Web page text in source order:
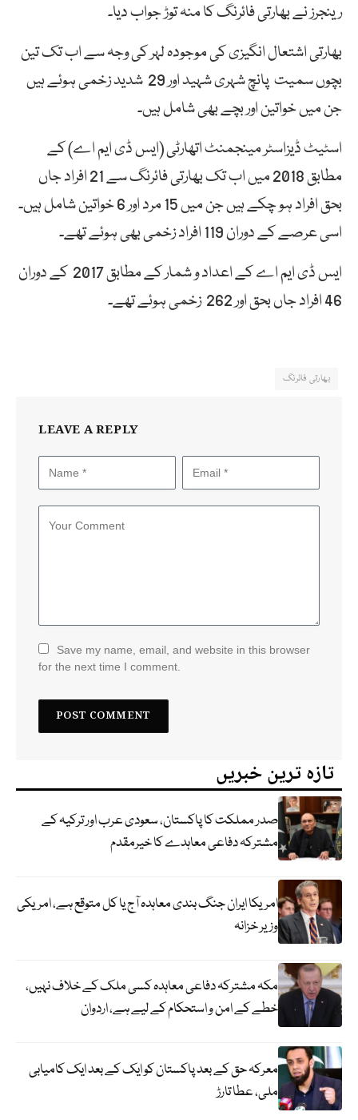
رینجرز نے بھارتی فائرنگ کا منہ توڑ جواب دیا۔
بھارتی اشتعال انگیزی کی موجودہ لہر کی وجہ سے اب تک تین
بچوں سمیت پانچ شہری شہید اور 29 شدید زخمی ہوئے ہیں
جن میں خواتین اور بچے بھی شامل ہیں۔
اسٹیٹ ڈیزاسٹر مینجمنٹ اتھارٹی (ایس ڈی ایم اے) کے
مطابق 2018 میں اب تک بھارتی فائرنگ سے 21 افراد جاں
بحق افراد ہو چکے ہیں جن میں 15 مرد اور 6 خواتین شامل ہیں۔
اسی عرصے کے دوران 119 افراد زخمی بھی ہوئے تھے۔
ایس ڈی ایم اے کے اعداد و شمار کے مطابق 2017 کے دوران
46 افراد جاں بحق اور 262 زخمی ہوئے تھے۔
بھارتی فائرنگ
LEAVE A REPLY
Save my name, email, and website in this browser
for the next time I comment.
تازہ ترین خبریں
صدر مملکت کا پاکستان، سعودی عرب اور ترکیہ کے
مشترکہ دفاعی معاہدے کا خیرمقدم
امریکا ایران جنگ بندی معاہدہ آج یا کل متوقع ہے، امریکی
وزیر خزانہ
مکہ مشترکہ دفاعی معاہدہ کسی ملک کے خلاف نہیں،
خطے کے امن و استحکام کے لیے ہے، اردوان
معرکہ حق کے بعد پاکستان کو ایک کے بعد ایک کامیابی
ملی، عطا تارڑ